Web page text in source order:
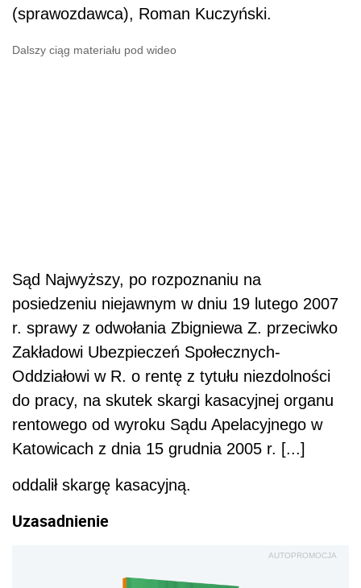
(sprawozdawca), Roman Kuczyński.
Dalszy ciąg materiału pod wideo
Sąd Najwyższy, po rozpoznaniu na
posiedzeniu niejawnym w dniu 19 lutego 2007
r. sprawy z odwołania Zbigniewa Z. przeciwko
Zakładowi Ubezpieczeń Społecznych-
Oddziałowi w R. o rentę z tytułu niezdolności
do pracy, na skutek skargi kasacyjnej organu
rentowego od wyroku Sądu Apelacyjnego w
Katowicach z dnia 15 grudnia 2005 r. [...]
oddalił skargę kasacyjną.
Uzasadnienie
AUTOPROMOCJA